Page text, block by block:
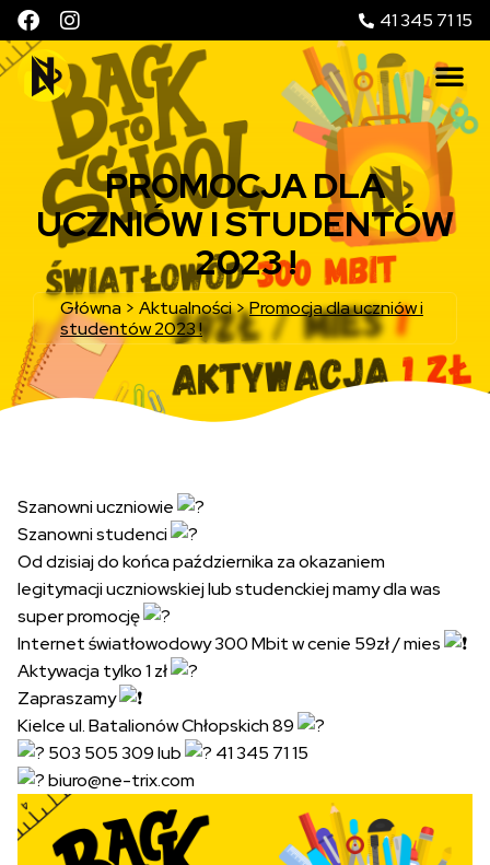
41 345 71 15
PROMOCJA DLA
UCZNIÓW I STUDENTÓW
2023 !
Główna > Aktualności>Promocja dla uczniów i
studentów 2023 !
Szanowni uczniowie
Szanowni studenci
Od dzisiaj do końca października za okazaniem
legitymacji uczniowskiej lub studenckiej mamy dla was
super promocję
Internet światłowodowy 300 Mbit w cenie 59zł / mies
Aktywacja tylko 1 zł
Zapraszamy
Kielce ul. Batalionów Chłopskich 89
503 505 309 lub
41 345 71 15
biuro@ne-trix.com